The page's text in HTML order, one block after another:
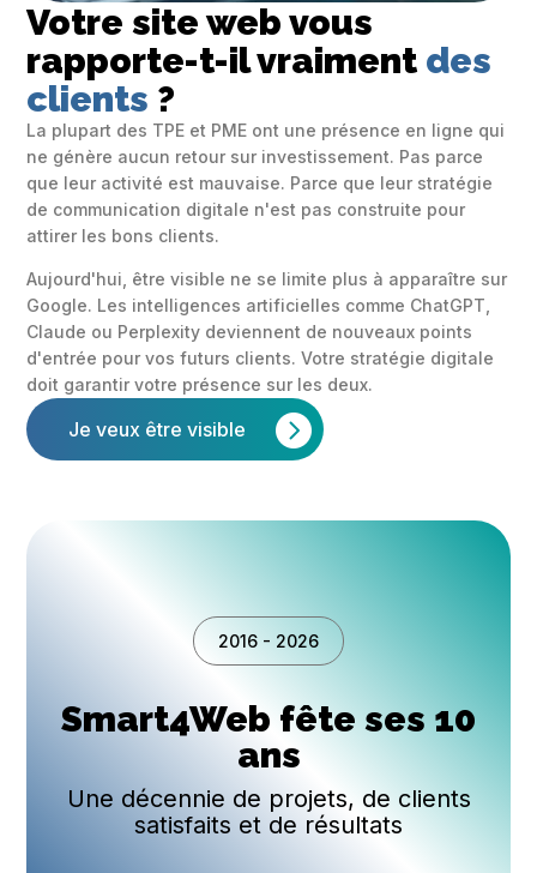
Votre site web vous
rapporte-t-il vraiment des
clients ?
La plupart des TPE et PME ont une présence en ligne qui
ne génère aucun retour sur investissement. Pas parce
que leur activité est mauvaise. Parce que leur stratégie
de communication digitale n'est pas construite pour
attirer les bons clients.
Aujourd'hui, être visible ne se limite plus à apparaître sur
Google. Les intelligences artificielles comme ChatGPT,
Claude ou Perplexity deviennent de nouveaux points
d'entrée pour vos futurs clients. Votre stratégie digitale
doit garantir votre présence sur les deux.
Je veux être visible
2016 - 2026
Smart4Web fête ses 10
ans
Une décennie de projets, de clients
satisfaits et de résultats